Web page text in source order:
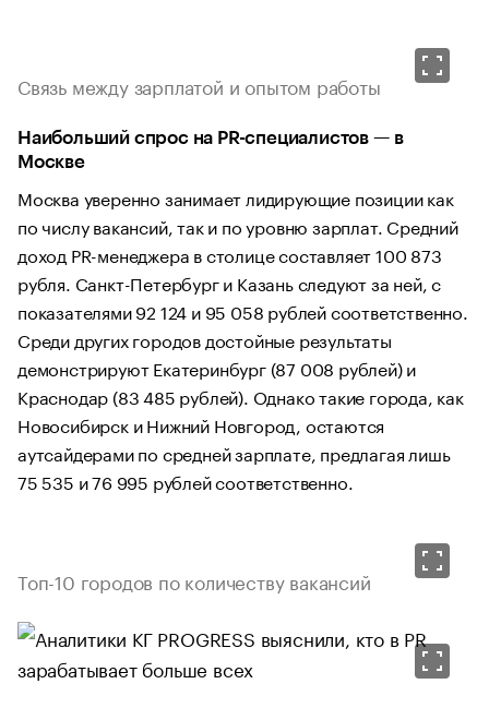
Связь между зарплатой и опытом работы
Наибольший спрос на PR-специалистов — в
Москве
Москва уверенно занимает лидирующие позиции как
по числу вакансий, так и по уровню зарплат. Средний
доход PR-менеджера в столице составляет 100 873
рубля. Санкт-Петербург и Казань следуют за ней, с
показателями 92 124 и 95 058 рублей соответственно.
Среди других городов достойные результаты
демонстрируют Екатеринбург (87 008 рублей) и
Краснодар (83 485 рублей). Однако такие города, как
Новосибирск и Нижний Новгород, остаются
аутсайдерами по средней зарплате, предлагая лишь
75 535 и 76 995 рублей соответственно.
Топ-10 городов по количеству вакансий